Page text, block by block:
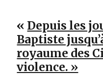
« Depuis les
Baptiste
royaume des
violence. »